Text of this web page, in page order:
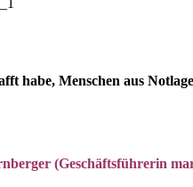
habe, Menschen aus
(Geschäftsführerin